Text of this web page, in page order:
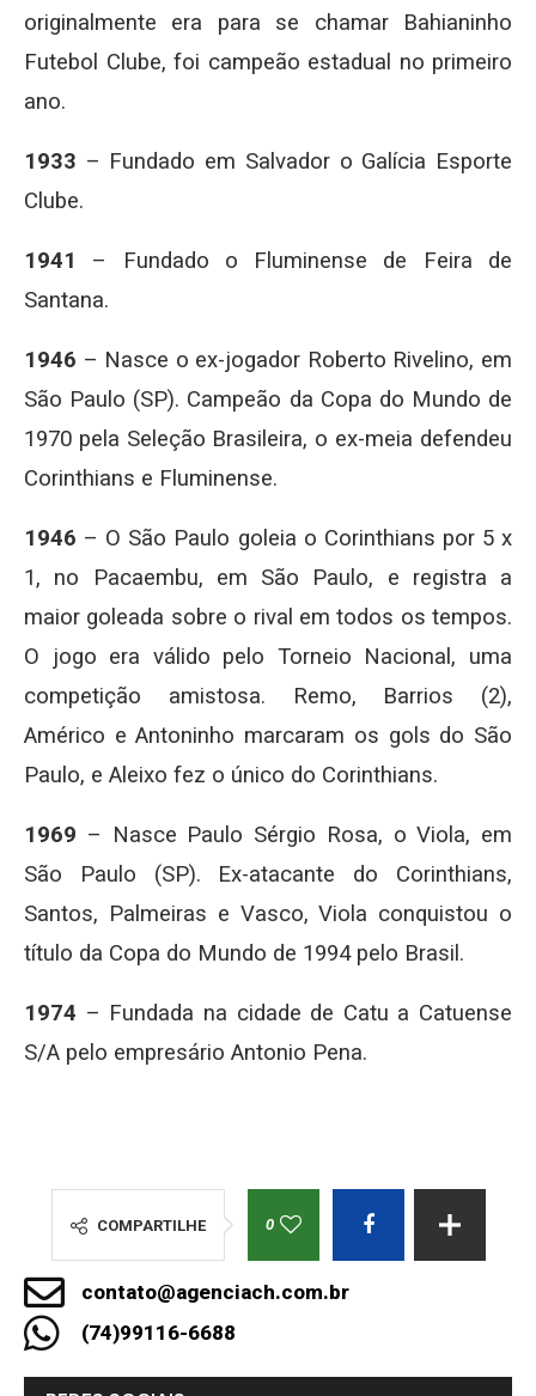
originalmente era para se chamar Bahianinho
Futebol Clube, foi campeão estadual no primeiro
ano.
1933 – Fundado em Salvador o Galícia Esporte
Clube.
1941
– Fundado o Fluminense de Feira de
Santana.
1946 ­ – Nasce o ex-jogador Roberto Rivelino, em
São Paulo (SP). Campeão da Copa do Mundo de
1970 pela Seleção Brasileira, o ex-meia defendeu
Corinthians e Fluminense.
1946 – O São Paulo goleia o Corinthians por 5 x
1, no Pacaembu, em São Paulo, e registra a
maior goleada sobre o rival em todos os tempos.
O jogo era válido pelo Torneio Nacional, uma
competição amistosa. Remo, Barrios (2),
Américo e Antoninho marcaram os gols do São
Paulo, e Aleixo fez o único do Corinthians.
1969 – Nasce Paulo Sérgio Rosa, o Viola, em
São Paulo (SP). Ex-atacante do Corinthians,
Santos, Palmeiras e Vasco, Viola conquistou o
título da Copa do Mundo de 1994 pelo Brasil.
1974 – Fundada na cidade de Catu a Catuense
S/A pelo empresário Antonio Pena.
COMPARTILHE 0
contato@agenciach.com.br
(74)99116-6688